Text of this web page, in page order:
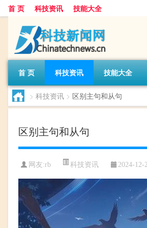
首 页 科技资讯 技能大全
首 页 科技资讯 技能大全
> 科技资讯 > 区别主句和从句
区别主句和从句
网友:rb 科技资讯 2024-12-